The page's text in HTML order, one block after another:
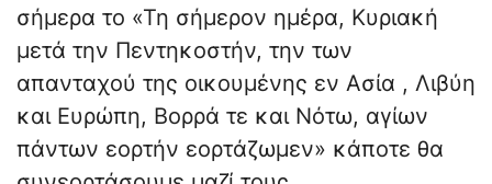
σήμερα το «Τη σήμερον ημέρα, Κυριακή
μετά την Πεντηκοστήν, την των
απανταχού της οικουμένης εν Ασία , Λιβύη
και Ευρώπη, Βορρά τε και Νότω, αγίων
πάντων εορτήν εορτάζωμεν» κάποτε θα